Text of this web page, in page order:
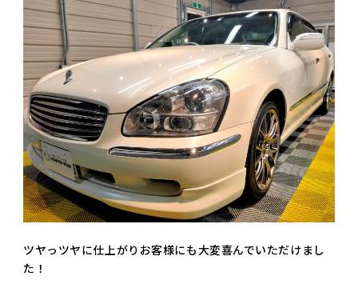
ツヤっツヤに仕上がりお客様にも大変喜んでいただけまし
た！